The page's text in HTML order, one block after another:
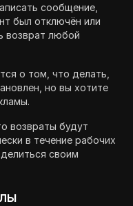
сообщение,
был отключён или
возврат любой
о том, что делать,
но вы хотите
возвраты будут
в течение рабочих
своим